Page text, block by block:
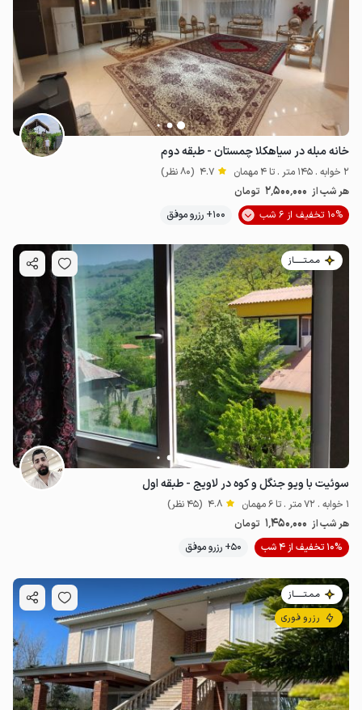
خانه مبله در سیاهکلا چمستان - طبقه دوم
2 خوابه . 145 متر . تا 4 مهمان 4.7 (80 نظر)
هر شب از 2٬500٬000 تومان
10% تخفیف از 6 شب
100+ رزرو موفق
مـمـتــــــاز
سوئیت با ویو جنگل و کوه در لاویج - طبقه اول
1 خوابه . 72 متر . تا 6 مهمان 4.8 (45 نظر)
هر شب از 1٬450٬000 تومان
10% تخفیف از 4 شب
50+ رزرو موفق
مـمـتــــــاز
رزرو فوری